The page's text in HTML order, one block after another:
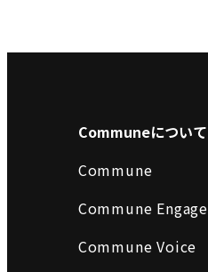
Communeについて
Commune
Commune Engage
Commune Voice